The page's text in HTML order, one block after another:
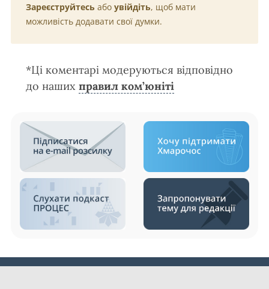
Зареєструйтесь або увійдіть, щоб мати
можливість додавати свої думки.
*Ці коментарі модеруються відповідно
до наших правил ком’юніті